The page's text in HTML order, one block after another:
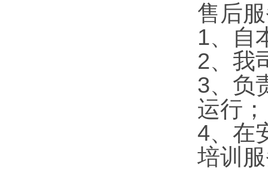
售后
1、自
2、我
3、负
运行；
4、在
培训